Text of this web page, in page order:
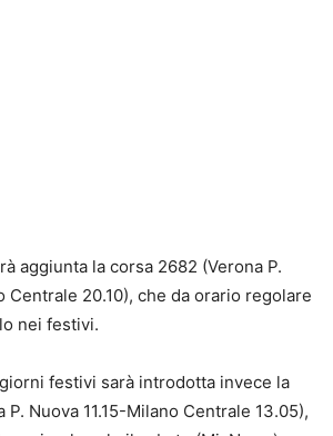
aggiunta la corsa 2682 (Verona P.
Centrale 20.10), che da orario regolare
nei festivi.
festivi sarà introdotta invece la
Nuova 11.15-Milano Centrale 13.05),